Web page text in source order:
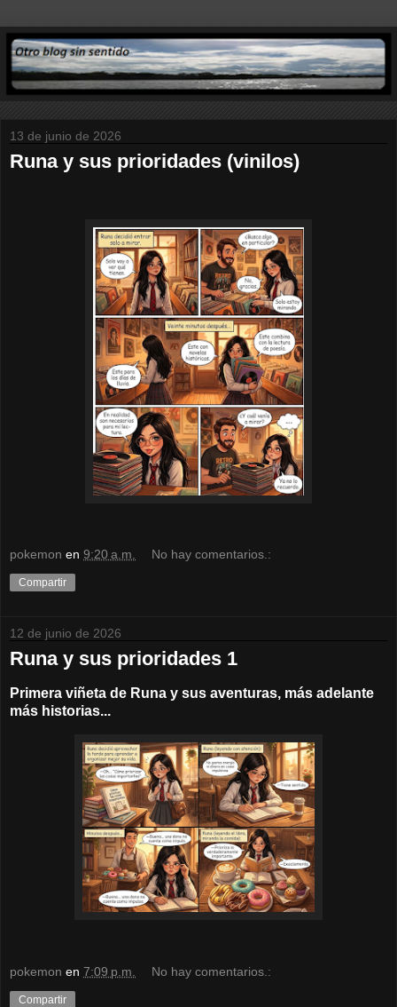
13 de junio de 2026
Runa y sus prioridades (vinilos)
pokemon en 9:20 a.m. No hay comentarios.:
Compartir
12 de junio de 2026
Runa y sus prioridades 1
Primera viñeta de Runa y sus aventuras, más adelante
más historias...
pokemon en 7:09 p.m. No hay comentarios.:
Compartir